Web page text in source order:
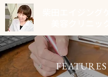
FEATURES